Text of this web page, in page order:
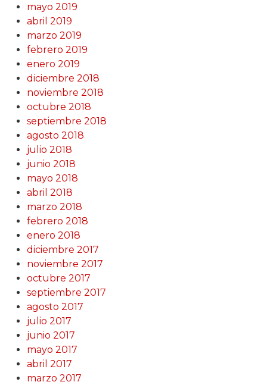
mayo 2019
abril 2019
marzo 2019
febrero 2019
enero 2019
diciembre 2018
noviembre 2018
octubre 2018
septiembre 2018
agosto 2018
julio 2018
junio 2018
mayo 2018
abril 2018
marzo 2018
febrero 2018
enero 2018
diciembre 2017
noviembre 2017
octubre 2017
septiembre 2017
agosto 2017
julio 2017
junio 2017
mayo 2017
abril 2017
marzo 2017